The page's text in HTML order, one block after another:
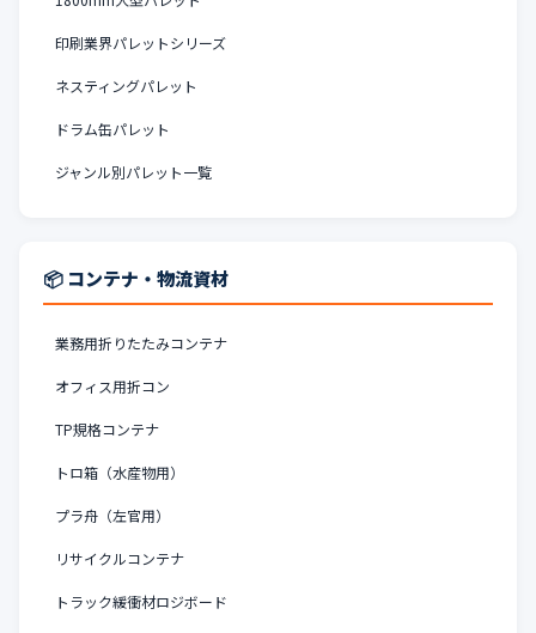
印刷業界パレットシリーズ
ネスティングパレット
ドラム缶パレット
ジャンル別パレット一覧
📦 コンテナ・物流資材
業務用折りたたみコンテナ
オフィス用折コン
TP規格コンテナ
トロ箱（水産物用）
プラ舟（左官用）
リサイクルコンテナ
トラック緩衝材ロジボード